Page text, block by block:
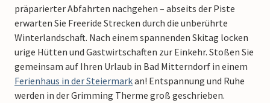
präparierter Abfahrten nachgehen – abseits der Piste
erwarten Sie Freeride Strecken durch die unberührte
Winterlandschaft. Nach einem spannenden Skitag locken
urige Hütten und Gastwirtschaften zur Einkehr. Stoßen Sie
gemeinsam auf Ihren Urlaub in Bad Mitterndorf in einem
Ferienhaus in der Steiermarkan! Entspannung und Ruhe
werden in der Grimming Therme groß geschrieben.